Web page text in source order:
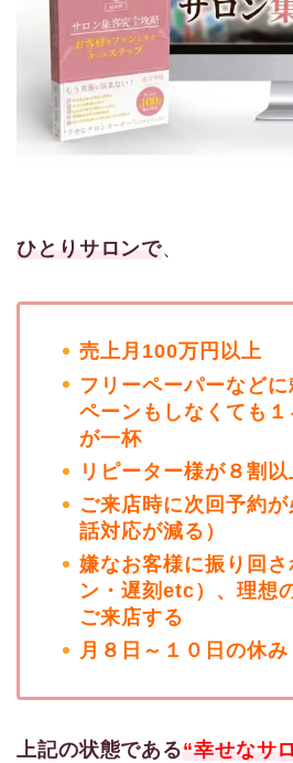
ひとりサロンで、
売上月100万円以上
フリーペーパーなど
ペーンもしなくても
が一杯
リピーター様が８割以
ご来店時に次回予約
話対応が減る）
嫌なお客様に振り回
ン・遅刻etc）、理想
ご来店する
月８日～１０日の休み
上記の状態である“幸せなサ